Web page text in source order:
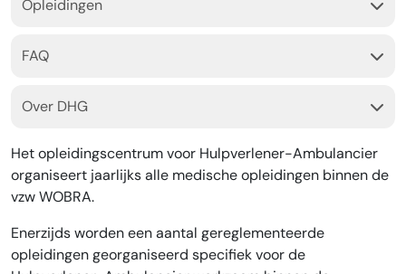
Opleidingen
FAQ
Over DHG
Het opleidingscentrum voor Hulpverlener-Ambulancier
organiseert jaarlijks alle medische opleidingen binnen de
vzw WOBRA.
Enerzijds worden een aantal gereglementeerde
opleidingen georganiseerd specifiek voor de